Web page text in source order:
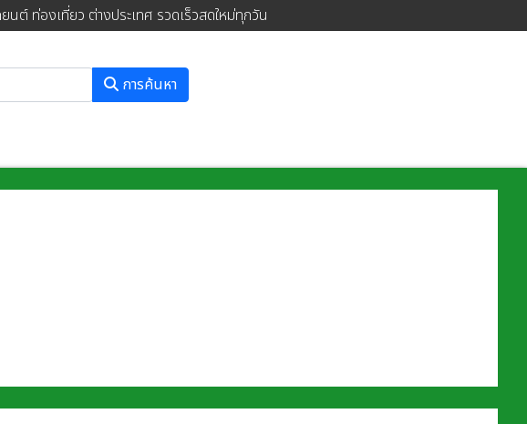
ต์ ท่องเที่ยว ต่างประเทศ รวดเร็วสดใหม่ทุกวัน
การค้นหา